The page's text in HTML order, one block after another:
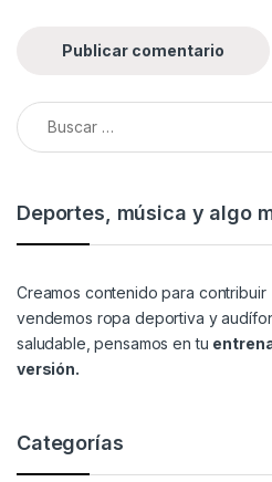
Buscar:
Deportes, música y algo
Creamos contenido para contribuir
vendemos ropa deportiva y
saludable, pensamos en tu
versión.
Categorías